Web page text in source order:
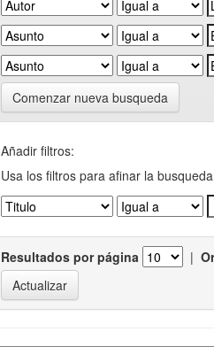
Comenzar nueva busqueda
Añadir filtros:
Usa los filtros para afinar la
Resultados por página |